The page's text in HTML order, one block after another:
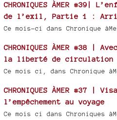
CHRONIQUES ÀMER #39|
de l’exil, Partie 1 :
Ce mois-ci dans Chronique
CHRONIQUES ÀMER #38 |
la liberté de circulation
Ce mois ci, dans Chronique
CHRONIQUES ÀMER #37 |
l’empêchement au voyage
Ce mois ci dans Chroniques